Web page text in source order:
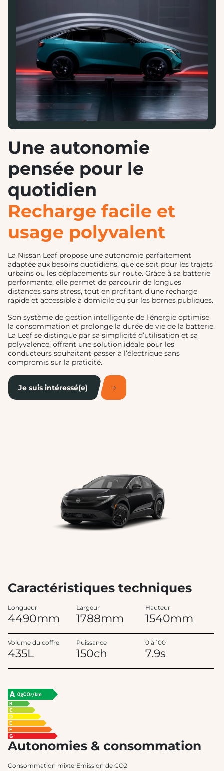
Une autonomie
pensée pour le
quotidien
Recharge facile et
usage polyvalent
La Nissan Leaf propose une autonomie parfaitement
adaptée aux besoins quotidiens, que ce soit pour les trajets
urbains ou les déplacements sur route. Grâce à sa batterie
performante, elle permet de parcourir de longues
distances sans stress, tout en profitant d’une recharge
rapide et accessible à domicile ou sur les bornes publiques.
Son système de gestion intelligente de l’énergie optimise
la consommation et prolonge la durée de vie de la batterie.
La Leaf se distingue par sa simplicité d’utilisation et sa
polyvalence, offrant une solution idéale pour les
conducteurs souhaitant passer à l’électrique sans
compromis sur la praticité.
Je suis intéressé(e)
Caractéristiques techniques
Longueur
4490mm
Largeur
1788mm
Hauteur
1540mm
Volume du coffre
435L
Puissance
150ch
0 à 100
7.9s
Autonomies & consommation
Consommation mixte Emission de CO2